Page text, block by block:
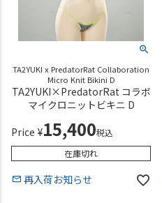
TA2YUKI x PredatorRat Collaboration
Micro Knit Bikini D
TA2YUKI×PredatorRat コラボ
マイクロニットビキニ D
Price ¥15,400税込
在庫切れ
再入荷お知らせ